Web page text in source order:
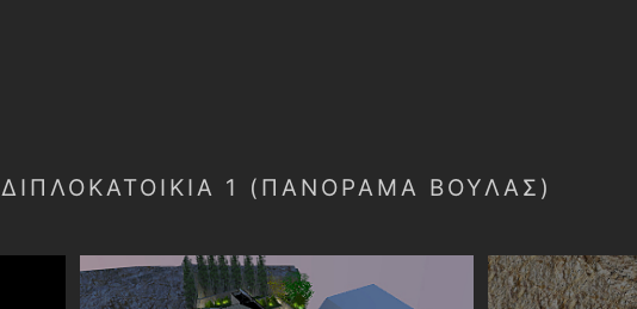
ΔΙΠΛΟΚΑΤΟΙΚΙΑ 1 (ΠΑΝΟΡΑΜΑ ΒΟΥΛΑΣ)